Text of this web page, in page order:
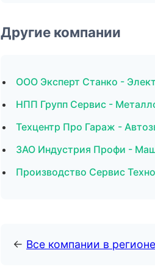
Другие компании
ООО Эксперт Станко -
НПП Групп Сервис -
Техцентр Про Гараж -
ЗАО Индустрия Профи -
Производство Сервис
← Все компании в